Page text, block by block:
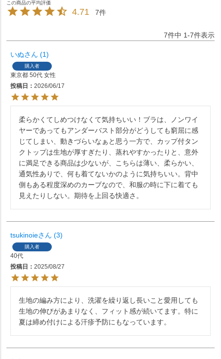
4.71 7
7件中 1-7件表示
いぬ 1
購入者
東京都 50代 女性
投稿日
2026/06/17
柔らかくてしめつけなくて気持ちいい！ブラは、ノンワイ
ヤーであってもアンダーバスト部分がどうしても窮屈に感
じてしまい、動きづらいなぁと思う一方で、カップ付タン
クトップは生地が厚すぎたり、蒸れやすかったりと、意外
に満足できる商品は少ないが、こちらは薄い、柔らかい、
通気性ありで、何も着てないかのように気持ちいい。背中
側もある程度深めのカーブなので、和服の時に下に着ても
見えたりしない。期待を上回る快適さ。
tsukinoie 3
購入者
40代
投稿日
2025/08/27
生地の編み方により、洗濯を繰り返し長いこと愛用しても
生地の伸びがあまりなく、フィット感が続いてます。特に
夏は締め付けによる汗疹予防にもなっています。